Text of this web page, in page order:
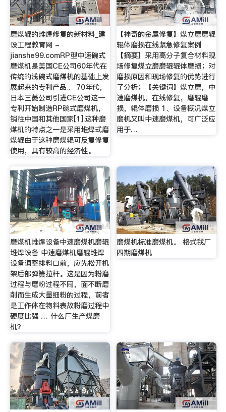
磨煤辊的堆焊修复的新材料_建
设工程教育网 -
jianshe99.comRP型中速碗式
磨煤机是美国CE公司60年代在
传统的浅碗式磨煤机的基础上发
展起来的专利产品。 70年代，
日本三菱公司引进CE公司这一
专利开始制造RP碗式磨煤机，
销往中国和其他国家[1].这种磨
煤机的特点之一是采用堆焊式磨
煤辊由于这种磨煤辊可反复修复
使用，具有较高的经济性。
【神奇的金属修复】煤立磨磨辊
辊体磨损在线紧急修复案例
【摘要】采用高分子复合材料现
场修复煤立磨磨辊辊体磨损；对
磨损原因和现场修复的优势进行
了分析；【关键词】煤立磨，中
速磨煤机，在线修复，磨辊磨
损，辊体磨损 1、设备概况煤立
磨机又叫中速磨煤机，可广泛应
用于…
磨煤机堆焊设备中速磨煤机磨辊
堆焊设备 中速磨煤机磨辊堆焊
设备调整排料口前，应先松开机
架后部弹簧拉杆。这是因为粉磨
过程与磨粉过程不同，面不断磨
削而生成大量细粉的过程，前者
是工作体在物料表故粉磨过程中
硬度比强 … 什么厂生产煤磨
机？
磨煤机标准磨煤机。 格式我厂
四期磨煤机